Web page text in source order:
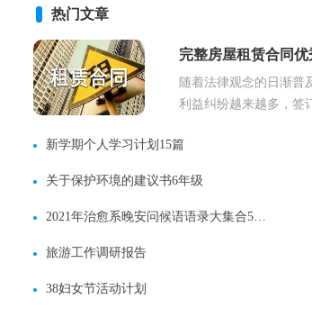
热门文章
完整房屋租赁合同优
随着法律观念的日渐普
利益纠纷越来越多，签
新学期个人学习计划15篇
关于保护环境的建议书6年级
2021年治愈系晚安问候语语录大集合51条
旅游工作调研报告
38妇女节活动计划